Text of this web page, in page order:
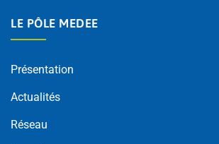
LE PÔLE MEDEE
Présentation
Actualités
Réseau